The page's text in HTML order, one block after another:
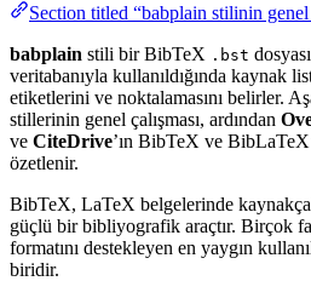
Section titled “babplain stilinin genel
babplain stili bir BibTeX .bst
veritabanıyla kullanıldığında kaynak
etiketlerini ve noktalamasını belirler.
stillerinin genel çalışması, ardından
ve CiteDrive’ın BibTeX ve
özetlenir.
BibTeX, LaTeX belgelerinde
güçlü bir bibliyografik araçtır. Birçok
formatını destekleyen en yaygın
biridir.